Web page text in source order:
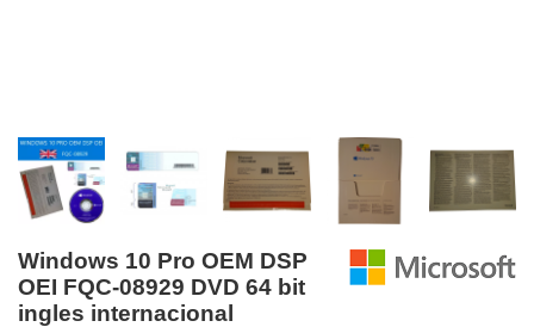
Windows 10 Pro OEM DSP
OEI FQC-08929 DVD 64 bit
ingles internacional